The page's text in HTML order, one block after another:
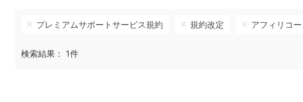
プレミアムサポートサービス規約 規約改定 アフィリコ
検索結果： 1件